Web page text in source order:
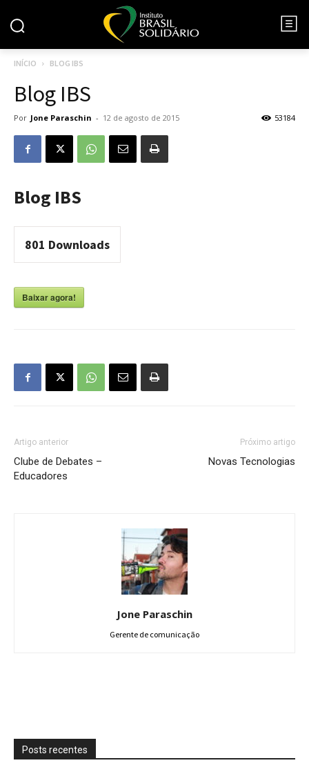
INÍCIO BLOG IBS
Blog IBS
Por Jone Paraschin - 12 de agosto de 2015 53184
Blog IBS
801 Downloads
Baixar agora!
Artigo anterior
Clube de Debates –
Educadores
Próximo artigo
Novas Tecnologias
Jone Paraschin
Gerente de comunicação
Posts recentes